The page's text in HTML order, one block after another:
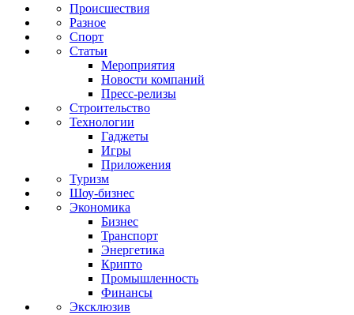
Происшествия
Разное
Спорт
Статьи
Мероприятия
Новости компаний
Пресс-релизы
Строительство
Технологии
Гаджеты
Игры
Приложения
Туризм
Шоу-бизнес
Экономика
Бизнес
Транспорт
Энергетика
Крипто
Промышленность
Финансы
Эксклюзив